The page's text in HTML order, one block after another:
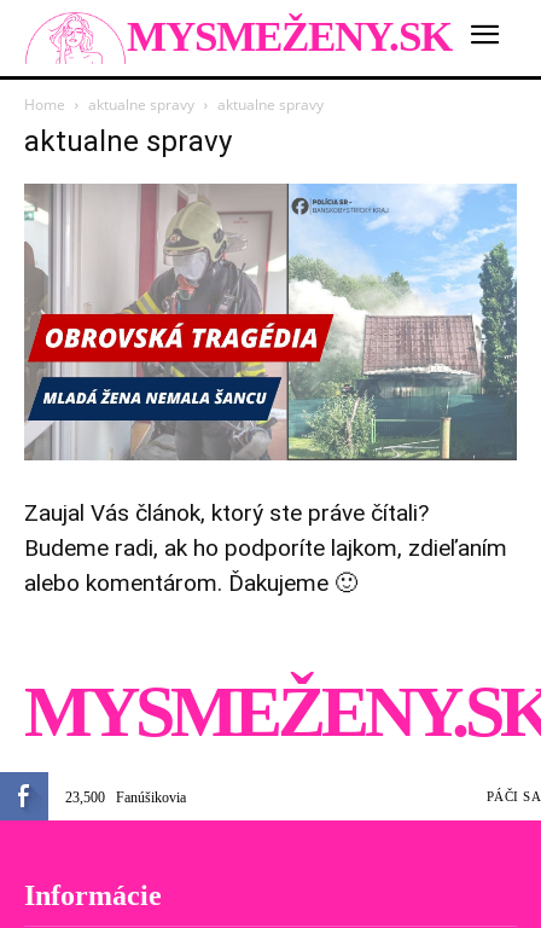
MYSMEŽENY.SK
Home aktualne spravy aktualne spravy
aktualne spravy
Zaujal Vás článok, ktorý ste práve čítali?
Budeme radi, ak ho podporíte lajkom, zdieľaním
alebo komentárom. Ďakujeme 🙂
23,500 Fanúšikovia PÁČI SA
Informácie